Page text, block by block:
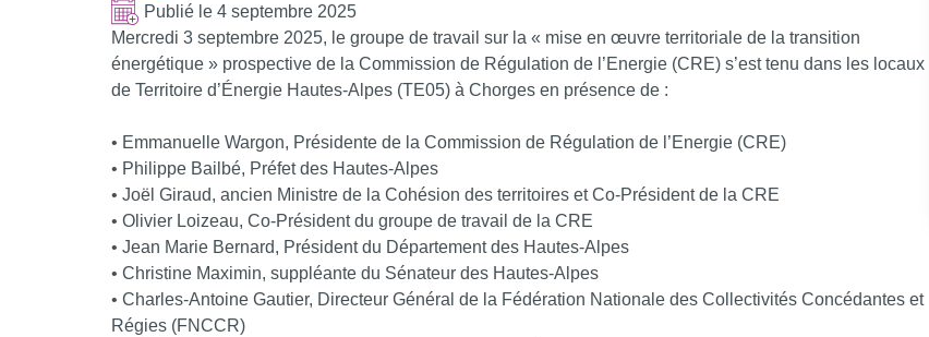
Publié le 4 septembre 2025
Mercredi 3 septembre 2025, le groupe de travail sur la « mise en œuvre territoriale de la transition
énergétique » prospective de la Commission de Régulation de l’Energie (CRE) s’est tenu dans les locaux
de Territoire d’Énergie Hautes-Alpes (TE05) à Chorges en présence de :
• Emmanuelle Wargon, Présidente de la Commission de Régulation de l’Energie (CRE)
• Philippe Bailbé, Préfet des Hautes-Alpes
• Joël Giraud, ancien Ministre de la Cohésion des territoires et Co-Président de la CRE
• Olivier Loizeau, Co-Président du groupe de travail de la CRE
• Jean Marie Bernard, Président du Département des Hautes-Alpes
• Christine Maximin, suppléante du Sénateur des Hautes-Alpes
• Charles-Antoine Gautier, Directeur Général de la Fédération Nationale des Collectivités Concédantes et
Régies (FNCCR)